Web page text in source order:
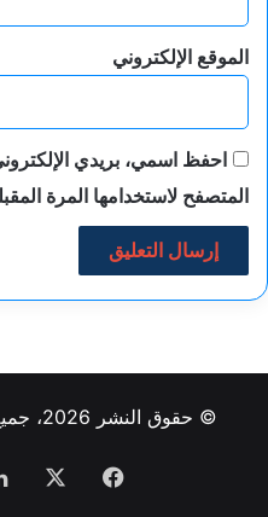
الموقع الإلكتروني
احفظ اسمي، بريدي
المتصفح لاستخدامها المرة
© حقوق النشر 2026، جميع الحقوق محفوظة |
فيسبوك